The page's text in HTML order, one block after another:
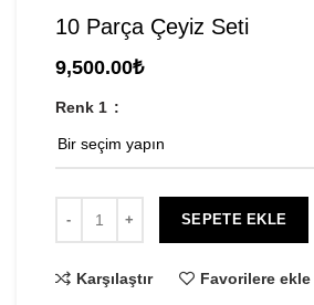
10 Parça Çeyiz Seti
9,500.00₺
Renk 1
SEPETE EKLE
Karşılaştır Favorilere ekle